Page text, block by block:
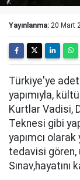
Yayınlanma: 20 Mart
Türkiye'ye
yapımıyla,
Kurtlar Vadisi,
Teknesi gibi
yapımcı
tedavisi gören,
Sınav,hayatını